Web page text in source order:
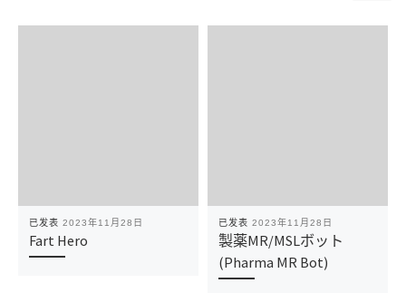
已发表 2023年11月28日
Fart Hero
已发表 2023年11月28日
製薬MR/MSLボット
(Pharma MR Bot)